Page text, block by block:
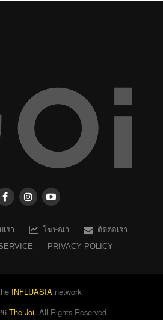
รา โฆษณา
ติดต่อเรา
PRIVACY POLICY
INFLUASIA network.
The Joi. All Rights Reserved.